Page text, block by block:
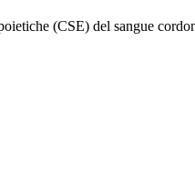
(CSE) del sangue